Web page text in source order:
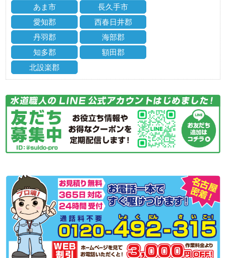
あま市
長久手市
愛知郡
西春日井郡
丹羽郡
海部郡
知多郡
額田郡
北設楽郡